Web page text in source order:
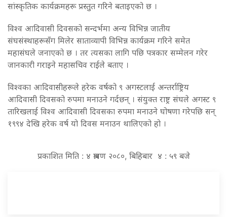
सांस्कृतिक कार्यक्रमहरू प्रस्तुत गरिने बताइएको छ ।
विश्व आदिवासी दिवसको सन्दर्भमा अन्य विभिन्न जातीय
संघसंस्थाहरूसँग मिलेर साताव्यापी विभिन्न कार्यक्रम गरिने समेत
महासंघले जनाएको छ । तर त्यसका लागि पछि पत्रकार सम्मेलन गरेर
जानकारी गराइने महासचिव राईले बताए ।
विश्वका आदिवासीहरूले हरेक वर्षको ९ अगस्टलाई अन्तर्राष्ट्रिय
आदिवासी दिवसको रुपमा मनाउने गर्दछन् । संयुक्त राष्ट्र संघले अगस्ट ९
तारिखलाई विश्व आदिवासी दिवसका रुपमा मनाउने घोषणा गरेपछि सन्
१९९४ देखि हरेक वर्ष यो दिवस मनाउन थालिएको हो ।
प्रकाशित मिति : ४ श्रावण २०८०, बिहिबार ४ : ५९ बजे